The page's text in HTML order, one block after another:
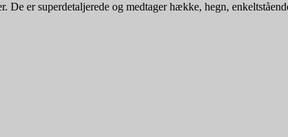
er superdetaljerede og medtager hække, hegn,